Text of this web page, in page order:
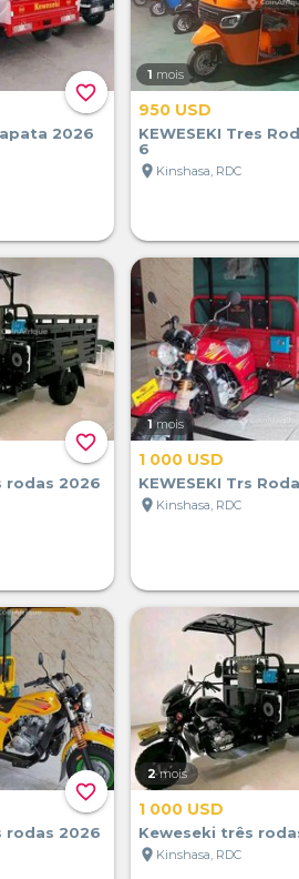
favorite_border
2026
1 mois
950 USD
KEWESEKI Tres
6
location_on Kinshasa, RDC
favorite_border
rodas 2026
1 mois
1 000 USD
KEWESEKI Trs
location_on Kinshasa, RDC
favorite_border
rodas 2026
2 mois
1 000 USD
Keweseki três
location_on Kinshasa, RDC